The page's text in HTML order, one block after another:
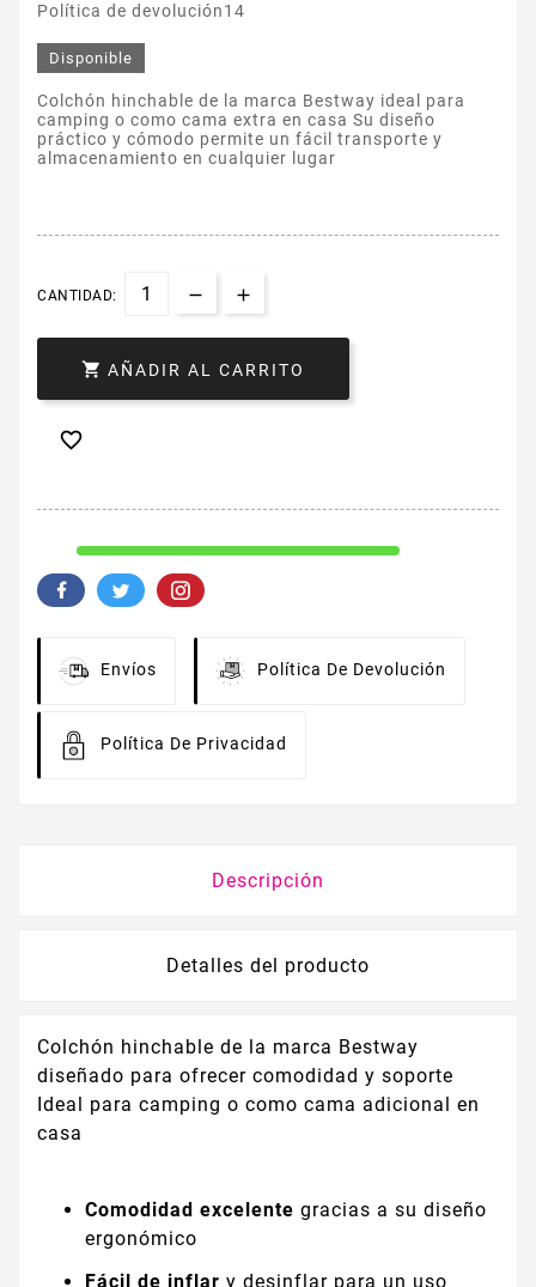
Política de devolución14
Disponible
Colchón hinchable de la marca Bestway ideal para
camping o como cama extra en casa Su diseño
práctico y cómodo permite un fácil transporte y
almacenamiento en cualquier lugar
CANTIDAD:
 AÑADIR AL CARRITO

Envíos Política De Devolución
Política De Privacidad
Descripción
Detalles del producto
Colchón hinchable de la marca Bestway
diseñado para ofrecer comodidad y soporte
Ideal para camping o como cama adicional en
casa
Comodidad excelente gracias a su diseño
ergonómico
Fácil de inflar y desinflar para un uso